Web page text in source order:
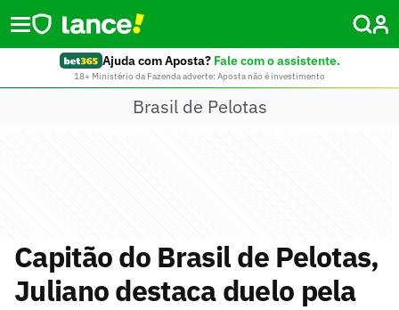
Ajuda com Aposta? Fale com o assistente.
18+ Ministério da Fazenda adverte: Aposta não é investimento
Brasil de Pelotas
Capitão do Brasil de Pelotas,
Juliano destaca duelo pela